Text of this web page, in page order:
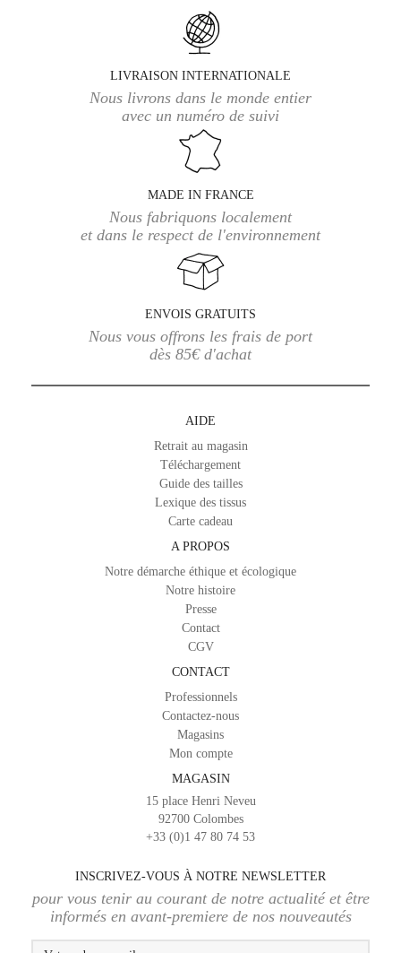
LIVRAISON INTERNATIONALE
Nous livrons dans le monde entier
avec un numéro de suivi
MADE IN FRANCE
Nous fabriquons localement
et dans le respect de l'environnement
ENVOIS GRATUITS
Nous vous offrons les frais de port
dès 85€ d'achat
AIDE
Retrait au magasin
Téléchargement
Guide des tailles
Lexique des tissus
Carte cadeau
A PROPOS
Notre démarche éthique et écologique
Notre histoire
Presse
Contact
CGV
CONTACT
Professionnels
Contactez-nous
Magasins
Mon compte
MAGASIN
15 place Henri Neveu
92700 Colombes
+33 (0)1 47 80 74 53
INSCRIVEZ-VOUS À NOTRE NEWSLETTER
pour vous tenir au courant de notre actualité et être
informés en avant-premiere de nos nouveautés